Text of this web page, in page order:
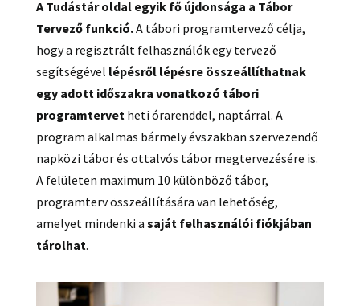
A Tudástár oldal egyik fő újdonsága a Tábor
Tervező funkció.A tábori programtervező célja,
hogy a regisztrált felhasználók egy tervező
segítségével lépésről lépésre összeállíthatnak
egy adott időszakra vonatkozó tábori
programtervet heti órarenddel, naptárral. A
program alkalmas bármely évszakban szervezendő
napközi tábor és ottalvós tábor megtervezésére is.
A felületen maximum 10 különböző tábor,
programterv összeállítására van lehetőség,
amelyet mindenki a saját felhasználói fiókjában
tárolhat.